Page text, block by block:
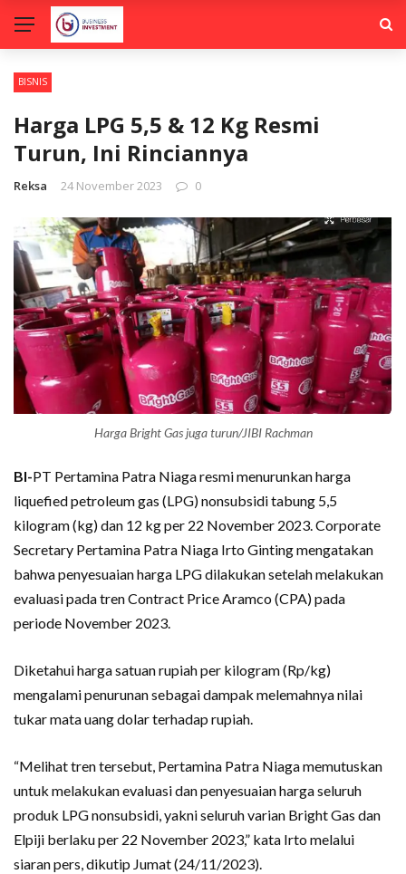
BISNIS
Harga LPG 5,5 & 12 Kg Resmi
Turun, Ini Rinciannya
Reksa 24 November 2023 0
Harga Bright Gas juga turun/JIBI Rachman
BI-PT Pertamina Patra Niaga resmi menurunkan harga
liquefied petroleum gas (LPG) nonsubsidi tabung 5,5
kilogram (kg) dan 12 kg per 22 November 2023. Corporate
Secretary Pertamina Patra Niaga Irto Ginting mengatakan
bahwa penyesuaian harga LPG dilakukan setelah melakukan
evaluasi pada tren Contract Price Aramco (CPA) pada
periode November 2023.
Diketahui harga satuan rupiah per kilogram (Rp/kg)
mengalami penurunan sebagai dampak melemahnya nilai
tukar mata uang dolar terhadap rupiah.
“Melihat tren tersebut, Pertamina Patra Niaga memutuskan
untuk melakukan evaluasi dan penyesuaian harga seluruh
produk LPG nonsubsidi, yakni seluruh varian Bright Gas dan
Elpiji berlaku per 22 November 2023,” kata Irto melalui
siaran pers, dikutip Jumat (24/11/2023).